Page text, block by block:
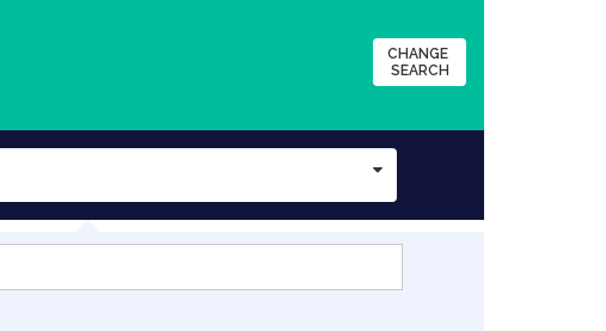
CHANGE
SEARCH